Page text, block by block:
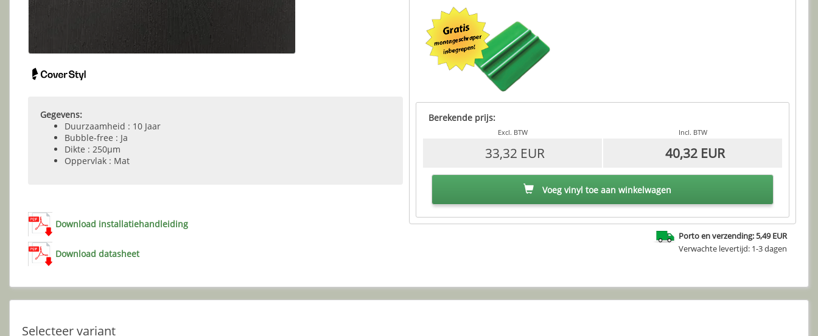
Gegevens:
Duurzaamheid : 10 Jaar
Bubble-free : Ja
Dikte : 250µm
Oppervlak : Mat
Download installatiehandleiding
Download datasheet
Berekende prijs:
Excl. BTW Incl. BTW
33,32 EUR 40,32 EUR
Voeg vinyl toe aan winkelwagen
Porto en verzending: 5,49 EUR
Verwachte levertijd: 1-3 dagen
Selecteer variant